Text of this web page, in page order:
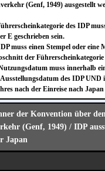
(Genf, 1949) ausgestellt
des IDP
E geschrieben sein.
muss einen Stempel oder eine
der Führerscheinkategorie
muss innerhalb
des IDP UND
nach der Einreise nach Japan
der Konvention über
(Genf, 1949) / IDP
Japan